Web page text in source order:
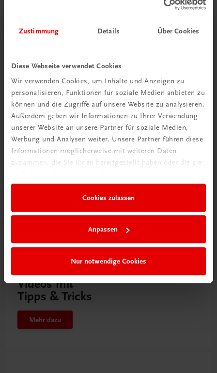
Zustimmung Details Über Cookies
Diese Webseite verwendet Cookies
Wir verwenden Cookies, um Inhalte und Anzeigen zu
personalisieren, Funktionen für soziale Medien anbieten zu
können und die Zugriffe auf unsere Website zu analysieren.
Außerdem geben wir Informationen zu Ihrer Verwendung
unserer Website an unsere Partner für soziale Medien,
Werbung und Analysen weiter. Unsere Partner führen diese
Informationen möglicherweise mit weiteren Daten
zusammen, die Sie ihnen bereitgestellt haben oder die sie
Cookies zulassen
Anpassen
Nur notwendige Cookies
Rabattcode erhalten
Newsletter abonnieren
& Versandkosten sparen
Jetzt anmelden
Videos mit
Tipps & Tricks
Mehr dazu